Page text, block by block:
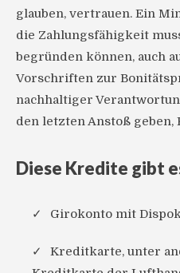
glauben, vertrauen. Ein
die Zahlungsfähigkeit
begründen können, auch
Vorschriften zur
nachhaltiger
den letzten Anstoß geben,
Diese Kredite gibt
Girokonto mit
Kreditkarte, unter